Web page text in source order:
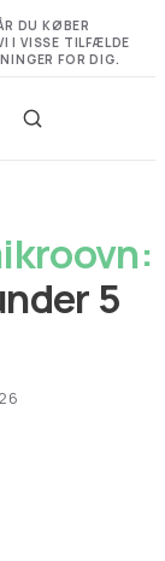
DU KØBER
I VISSE TILFÆLDE
FOR DIG.
5